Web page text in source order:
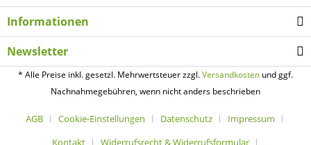
Informationen
Newsletter
* Alle Preise inkl. gesetzl. Mehrwertsteuer zzgl.Versandkosten und ggf.
Nachnahmegebühren, wenn nicht anders beschrieben
AGB Cookie-Einstellungen Datenschutz
Impressum
Kontakt
Widerrufsrecht & Widerrufsformular